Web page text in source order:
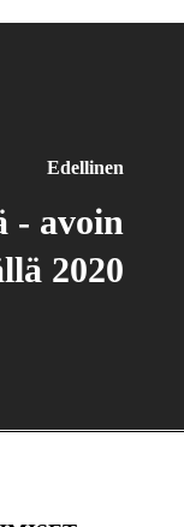
Edellinen
- avoin
2020